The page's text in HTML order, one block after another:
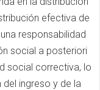
efectiva de
responsabilidad
social a posteriori
social correctiva, lo
ingreso y de la